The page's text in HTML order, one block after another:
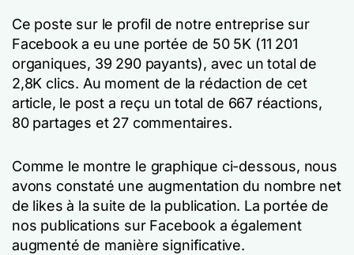
Ce poste sur le profil de notre entreprise sur
Facebook a eu une portée de 50 5K (11 201
organiques, 39 290 payants), avec un total de
2,8K clics. Au moment de la rédaction de cet
article, le post a reçu un total de 667 réactions,
80 partages et 27 commentaires.
Comme le montre le graphique ci-dessous, nous
avons constaté une augmentation du nombre net
de likes à la suite de la publication. La portée de
nos publications sur Facebook a également
augmenté de manière significative.